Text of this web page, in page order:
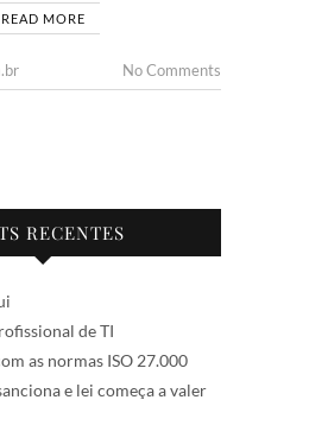
READ MORE
No Comments
RECENTES
de TI
as normas ISO 27.000
e lei começa a valer